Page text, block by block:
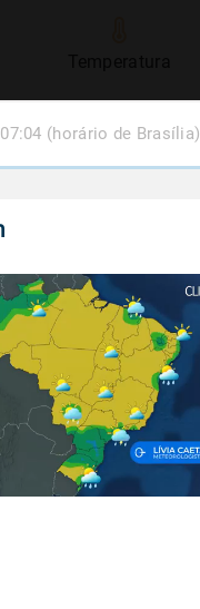
(horário de Brasília)